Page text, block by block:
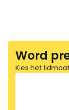
Word
Kies het